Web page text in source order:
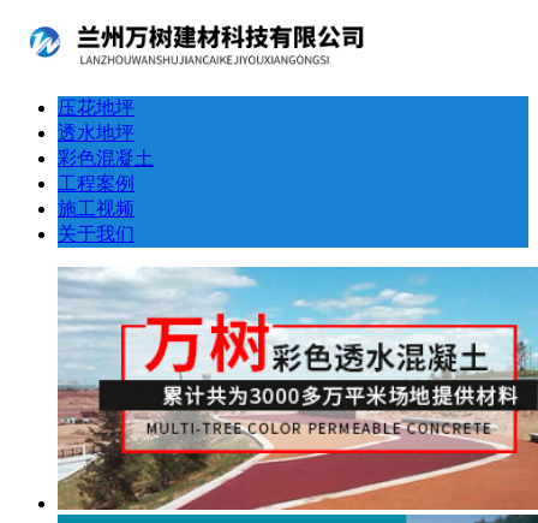
压花地坪
透水地坪
彩色混凝土
工程案例
施工视频
关于我们